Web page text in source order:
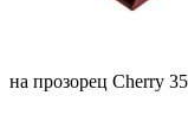
на прозорец Cherry